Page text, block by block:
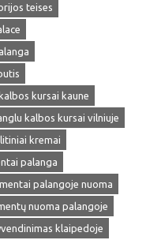
teises
kursai kaune
kalbos kursai vilniuje
kremai
palanga
palangoje nuoma
nuoma palangoje
klaipedoje